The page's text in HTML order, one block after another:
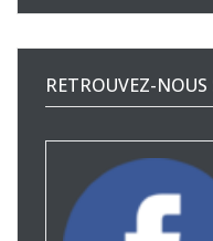
RETROUVEZ-NOUS